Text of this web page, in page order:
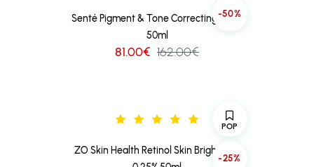
-50%
Senté Pigment & Tone Correcting Mask
50ml
81.00€ 162.00€
POP
-25%
ZO Skin Health Retinol Skin Brightener